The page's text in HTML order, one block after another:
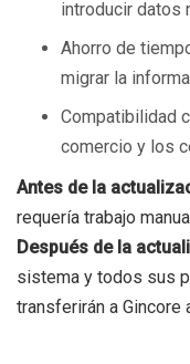
introducir datos
Ahorro de
migrar la
Compatibilidad
comercio y los
Antes de la
requería trabajo
Después de la
sistema y todos sus
transferirán a Gincore